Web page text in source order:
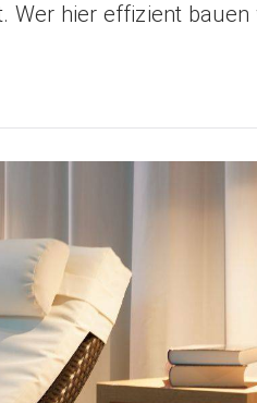
Wer hier effizient